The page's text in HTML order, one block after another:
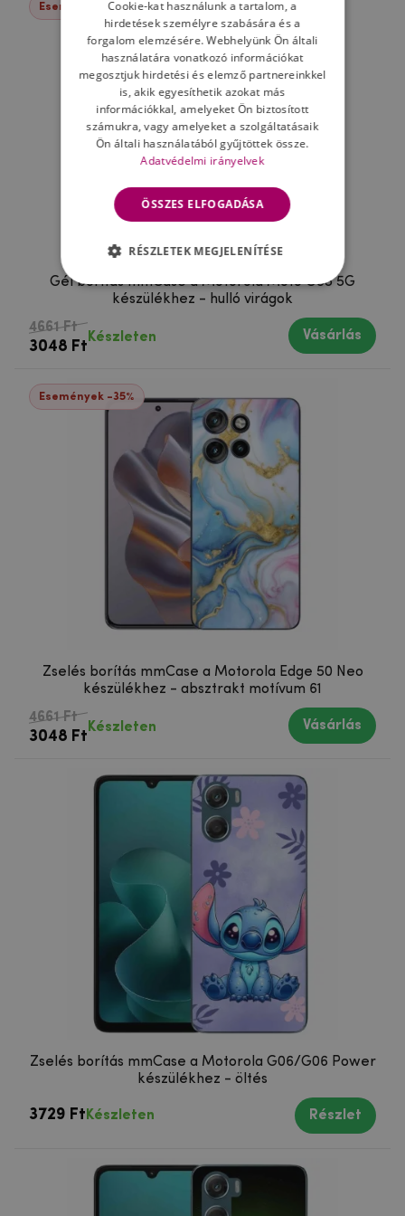
Események -35%
Gél borítás mmCase a Motorola Moto G85 5G
készülékhez - hulló virágok
4661 Ft
3048 Ft
Készleten Vásárlás
Események -35%
Zselés borítás mmCase a Motorola Edge 50 Neo
készülékhez - absztrakt motívum 61
4661 Ft
3048 Ft
Készleten Vásárlás
Zselés borítás mmCase a Motorola G06/G06 Power
készülékhez - öltés
3729 Ft Készleten Részlet
Cookie-kat használunk a tartalom, a
hirdetések személyre szabására és a
forgalom elemzésére. Webhelyünk Ön általi
használatára vonatkozó információkat
megosztjuk hirdetési és elemző partnereinkkel
is, akik egyesíthetik azokat más
információkkal, amelyeket Ön biztosított
számukra, vagy amelyeket a szolgáltatásaik
Ön általi használatából gyűjtöttek össze.
Adatvédelmi irányelvek
ÖSSZES ELFOGADÁSA
RÉSZLETEK MEGJELENÍTÉSE